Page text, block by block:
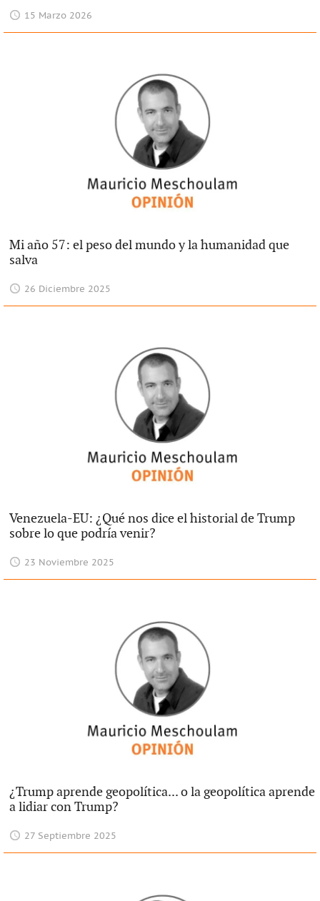
15 Marzo 2026
Mi año 57: el peso del mundo y la humanidad que
salva
26 Diciembre 2025
Venezuela-EU: ¿Qué nos dice el historial de Trump
sobre lo que podría venir?
23 Noviembre 2025
¿Trump aprende geopolítica... o la geopolítica aprende
a lidiar con Trump?
27 Septiembre 2025